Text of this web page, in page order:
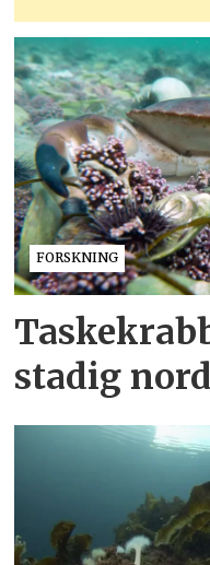
FORSKNING
stadig